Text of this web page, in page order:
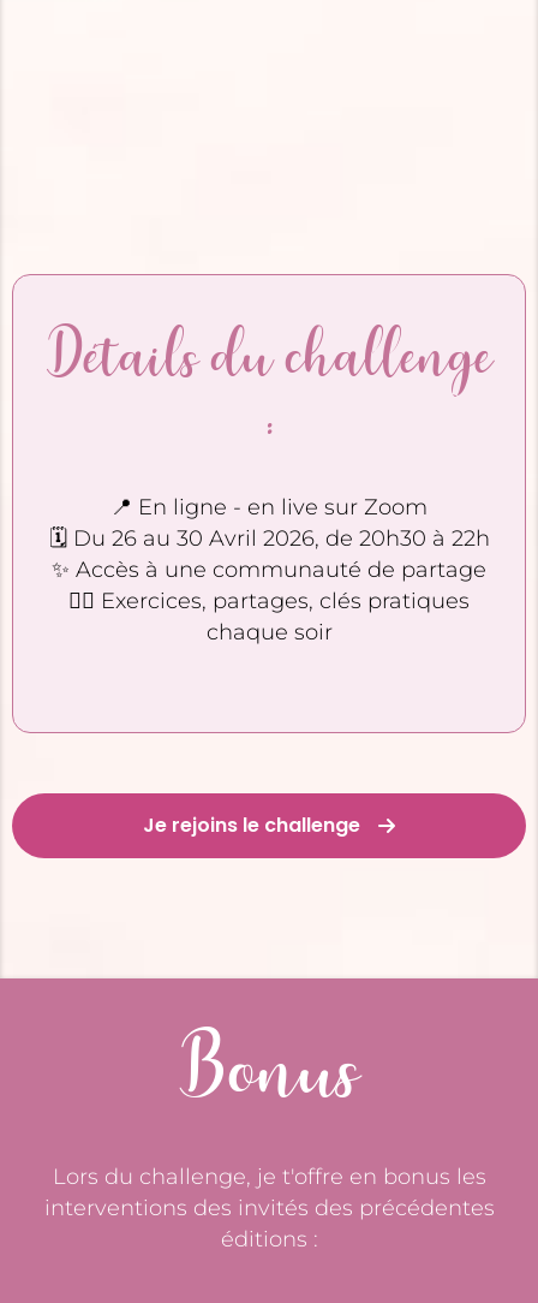
Détails du challenge
:
📍 En ligne - en live sur Zoom
🗓 Du 26 au 30 Avril 2026, de 20h30 à 22h
✨ Accès à une communauté de partage
🧘‍♀️ Exercices, partages, clés pratiques
chaque soir
Je rejoins le challenge
Bonus
Lors du challenge, je t'offre en bonus les
interventions des invités des précédentes
éditions :